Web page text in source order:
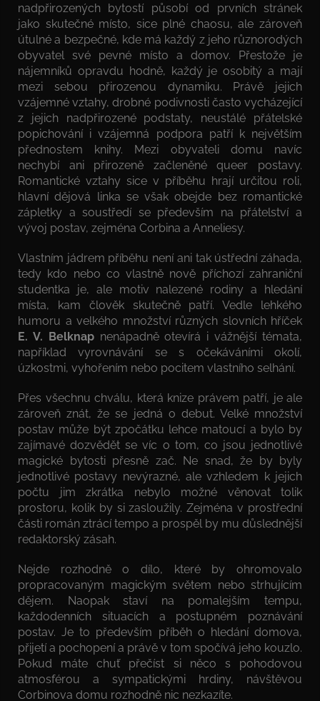
nadpřirozených bytostí působí od prvních stránek
jako skutečné místo, sice plné chaosu, ale zároveň
útulné a bezpečné, kde má každý z jeho různorodých
obyvatel své pevné místo a domov. Přestože je
nájemníků opravdu hodně, každý je osobitý a mají
mezi sebou přirozenou dynamiku. Právě jejich
vzájemné vztahy, drobné podivnosti často vycházející
z jejich nadpřirozené podstaty, neustálé přátelské
popichování i vzájemná podpora patří k největším
přednostem knihy. Mezi obyvateli domu navíc
nechybí ani přirozeně začleněné queer postavy.
Romantické vztahy sice v příběhu hrají určitou roli,
hlavní dějová linka se však obejde bez romantické
zápletky a soustředí se především na přátelství a
vývoj postav, zejména Corbina a Anneliesy.
Vlastním jádrem příběhu není ani tak ústřední záhada,
tedy kdo nebo co vlastně nově příchozí zahraniční
studentka je, ale motiv nalezené rodiny a hledání
místa, kam člověk skutečně patří. Vedle lehkého
humoru a velkého množství různých slovních hříček
E. V. Belknapnenápadně otevírá i vážnější témata,
například vyrovnávání se s očekáváními okolí,
úzkostmi, vyhořením nebo pocitem vlastního selhání.
Přes všechnu chválu, která knize právem patří, je ale
zároveň znát, že se jedná o debut. Velké množství
postav může být zpočátku lehce matoucí a bylo by
zajímavé dozvědět se víc o tom, co jsou jednotlivé
magické bytosti přesně zač. Ne snad, že by byly
jednotlivé postavy nevýrazné, ale vzhledem k jejich
počtu jim zkrátka nebylo možné věnovat tolik
prostoru, kolik by si zasloužily. Zejména v prostřední
části román ztrácí tempo a prospěl by mu důslednější
redaktorský zásah.
Nejde rozhodně o dílo, které by ohromovalo
propracovaným magickým světem nebo strhujícím
dějem. Naopak staví na pomalejším tempu,
každodenních situacích a postupném poznávání
postav. Je to především příběh o hledání domova,
přijetí a pochopení a právě v tom spočívá jeho kouzlo.
Pokud máte chuť přečíst si něco s pohodovou
atmosférou a sympatickými hrdiny, návštěvou
Corbinova domu rozhodně nic nezkazíte.